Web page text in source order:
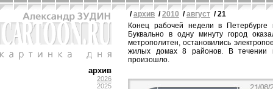
архив
2026
2025
/архив /2010 /август / 21
Конец рабочей недели в Петербурге
Буквально в одну минуту город
метрополитен, остановились
жилых домах 8 районов. В течении
произошло.